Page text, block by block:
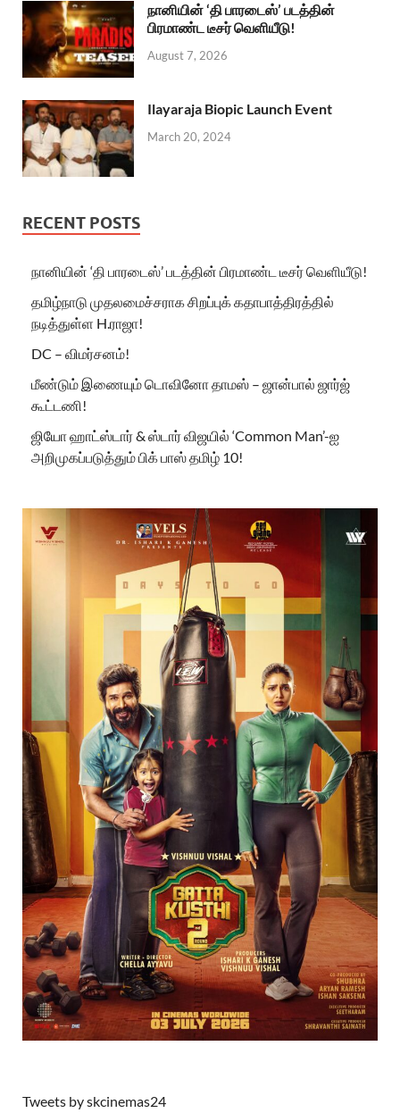
நானியின் ‘தி பாரடைஸ்’ படத்தின்
பிரமாண்ட டீசர் வெளியீடு!
August 7, 2026
Ilayaraja Biopic Launch Event
March 20, 2024
RECENT POSTS
நானியின் ‘தி பாரடைஸ்’ படத்தின் பிரமாண்ட டீசர் வெளியீடு!
தமிழ்நாடு முதலமைச்சராக சிறப்புக் கதாபாத்திரத்தில்
நடித்துள்ள H.ராஜா!
DC – விமர்சனம்!
மீண்டும் இணையும் டொவினோ தாமஸ் – ஜான்பால் ஜார்ஜ்
கூட்டணி!
ஜியோ ஹாட்ஸ்டார் & ஸ்டார் விஜயில் ‘Common Man’-ஐ
அறிமுகப்படுத்தும் பிக் பாஸ் தமிழ் 10!
Tweets by skcinemas24